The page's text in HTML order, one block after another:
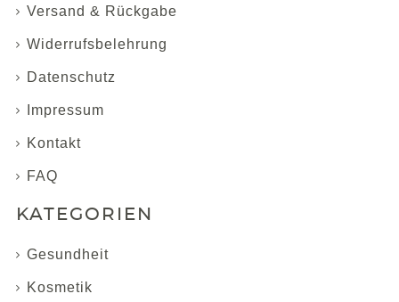
Versand & Rückgabe
Widerrufsbelehrung
Datenschutz
Impressum
Kontakt
FAQ
KATEGORIEN
Gesundheit
Kosmetik